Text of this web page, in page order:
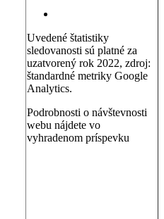
Uvedené štatistiky
sledovanosti sú platné za
uzatvorený rok 2022, zdroj:
štandardné metriky Google
Analytics.
Podrobnosti o návštevnosti
webu nájdete vo
vyhradenom príspevku